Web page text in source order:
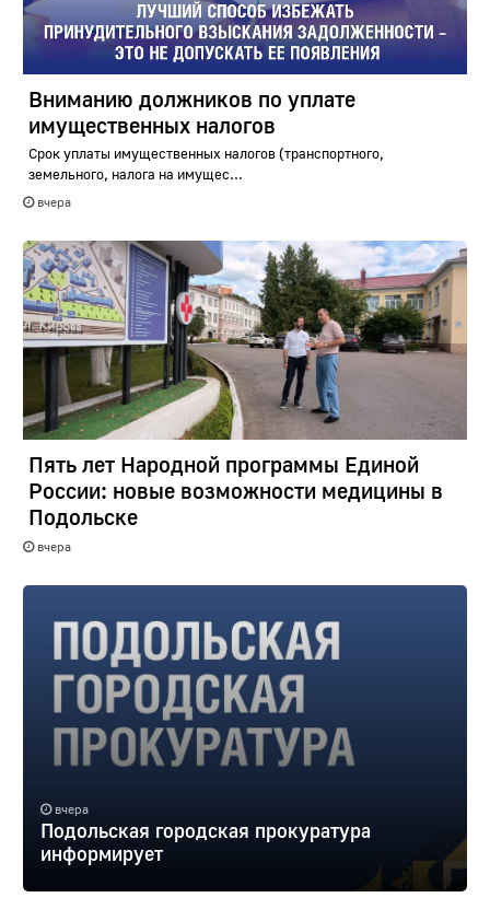
Вниманию должников по уплате
имущественных налогов
Срок уплаты имущественных налогов (транспортного,
земельного, налога на имущес...
вчера
Пять лет Народной программы Единой
России: новые возможности медицины в
Подольске
вчера
вчера
Подольская городская прокуратура
информирует